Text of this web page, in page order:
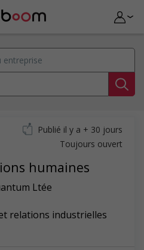
humaines
Ltée
relations industrielles
Publié il y a + 30 jours
Toujours ouvert